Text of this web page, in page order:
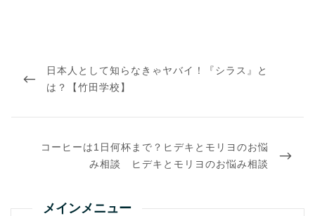
PREVIOUS
POST
日本人として知らなきゃヤバイ！『シラス』と
は？【竹田学校】
NEXT
コーヒーは1日何杯まで？ヒデキとモリヨのお悩
み相談 ヒデキとモリヨのお悩み相談
メインメニュー